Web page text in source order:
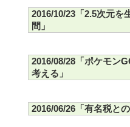
2016/10/23「2.5次元を
間」
2016/08/28「ポケモン
考える」
2016/06/26「有名税と